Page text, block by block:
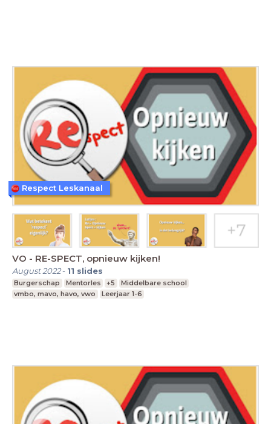
VO - RE-SPECT, opnieuw kijken!
August 2022- 11 slides
Burgerschap Mentorles +5
Middelbare school
vmbo, mavo, havo, vwo
Leerjaar 1-6
Respect Leskanaal